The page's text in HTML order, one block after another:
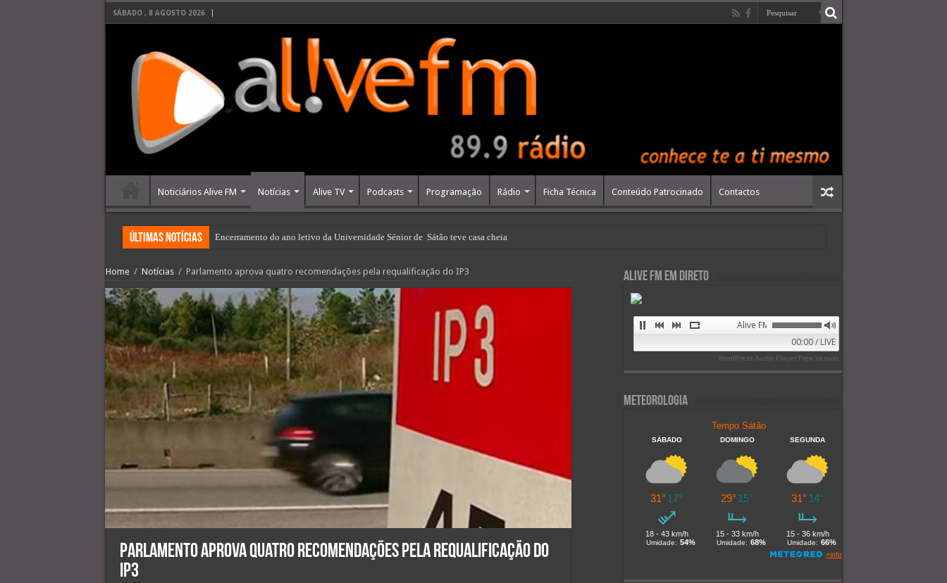
SÁBADO , 8 AGOSTO 2026
Noticiários Alive FM Notícias Alive TV Podcasts Programação Rádio Ficha Técnica Conteúdo Patrocinado Contactos
últimas Notícias Encerramento do ano letivo da Universidade Sénior de Sátão teve casa cheia
Home / Notícias / Parlamento aprova quatro recomendações pela requalificação do IP3
Parlamento aprova quatro recomendações pela requalificação do
IP3
Alive FM em Direto
Alive FM 89.9
00:00 / LIVE
WordPress Audio Player Free Version
Meteorologia